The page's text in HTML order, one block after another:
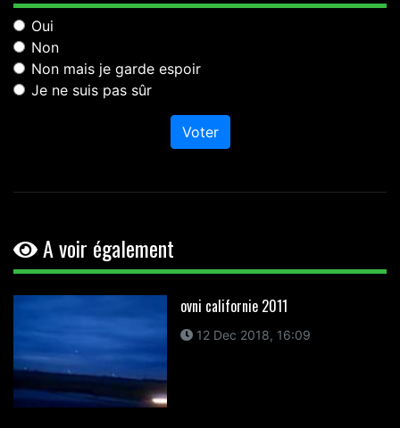
Oui
Non
Non mais je garde espoir
Je ne suis pas sûr
Voter
A voir également
ovni californie 2011
12 Dec 2018, 16:09